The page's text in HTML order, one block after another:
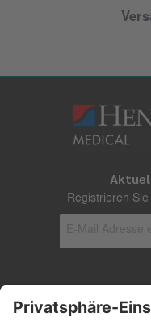
Registrieren